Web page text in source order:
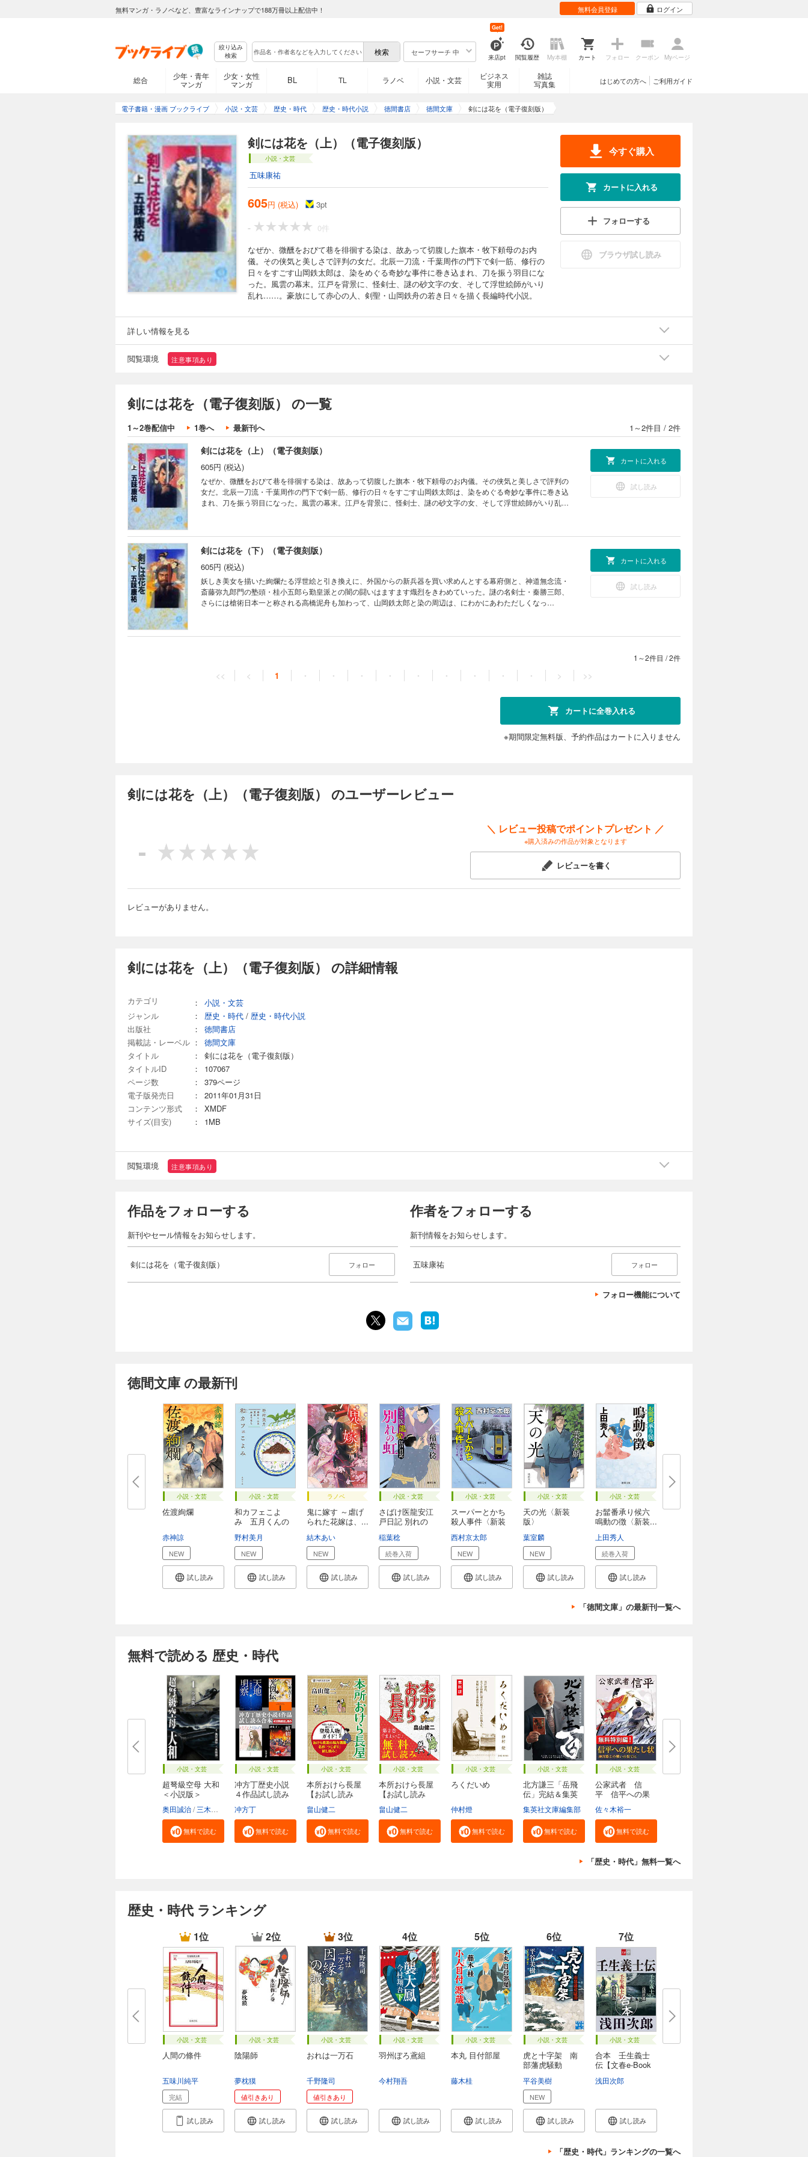
無料マンガ・ラノベなど、豊富なラインナップで188万冊以上配信中！ 無料会員登録 ログイン
絞り込み
検索
セーフサーチ 中
来店pt
Get!
閲覧履歴 My本棚 カート フォロー クーポン Myページ
総合
少年・青年
マンガ
少女・女性
マンガ
BL TL ラノベ 小説・文芸
ビジネス
実用
雑誌
写真集
ご利用ガイド
はじめての方へ
電子書籍・漫画 ブックライブ 小説・文芸 歴史・時代 歴史・時代小説 徳間書店 徳間文庫 剣には花を（電子復刻版）
剣には花を（上）（電子復刻版）
小説・文芸
五味康祐
605円 (税込) 3pt
-
0件
なぜか、微醺をおびて巷を徘徊する染は、故あって切腹した旗本・牧下頼母のお内
儀。その侠気と美しさで評判の女だ。北辰一刀流・千葉周作の門下で剣一筋、修行の
日々をすごす山岡鉄太郎は、染をめぐる奇妙な事件に巻き込まれ、刀を振う羽目にな
った。風雲の幕末。江戸を背景に、怪剣士、謎の砂文字の女、そして浮世絵師がいり
乱れ……。豪放にして赤心の人、剣聖・山岡鉄舟の若き日々を描く長編時代小説。
今すぐ購入
カートに入れる
フォローする
ブラウザ試し読み
詳しい情報を見る
閲覧環境 注意事項あり
剣には花を（電子復刻版） の一覧
1～2巻配信中 1巻へ 最新刊へ 1～2件目 / 2件
剣には花を（上）（電子復刻版）
605円 (税込)
なぜか、微醺をおびて巷を徘徊する染は、故あって切腹した旗本・牧下頼母のお内儀。その侠気と美しさで評判の
女だ。北辰一刀流・千葉周作の門下で剣一筋、修行の日々をすごす山岡鉄太郎は、染をめぐる奇妙な事件に巻き込
まれ、刀を振う羽目になった。風雲の幕末。江戸を背景に、怪剣士、謎の砂文字の女、そして浮世絵師がいり乱
カートに入れる
試し読み
剣には花を（下）（電子復刻版）
605円 (税込)
妖しき美女を描いた絢爛たる浮世絵と引き換えに、外国からの新兵器を買い求めんとする幕府側と、神道無念流・
斎藤弥九郎門の塾頭・桂小五郎ら勤皇派との闇の闘いはますます熾烈をきわめていった。謎の名剣士・秦勝三郎、
さらには槍術日本一と称される高橋泥舟も加わって、山岡鉄太郎と染の周辺は、にわかにあわただしくなっ
カートに入れる
試し読み
1～2件目 /2件
<< < 1 ・ ・ ・ ・ ・ ・ ・ ・ ・ > >>
カートに全巻入れる
※期間限定無料版、予約作品はカートに入りません
剣には花を（上）（電子復刻版） のユーザーレビュー
-
＼ レビュー投稿でポイントプレゼント ／
※購入済みの作品が対象となります
レビューを書く
レビューがありません。
剣には花を（上）（電子復刻版） の詳細情報
カテゴリ ：
小説・文芸
ジャンル
： 歴史・時代 / 歴史・時代小説
出版社
：
徳間書店
掲載誌・レーベル ：
徳間文庫
タイトル
：
剣には花を（電子復刻版）
タイトルID
：
107067
ページ数
：
379ページ
電子版発売日
：
2011年01月31日
コンテンツ形式
：
XMDF
サイズ(目安)
： 1MB
閲覧環境 注意事項あり
作品をフォローする
新刊やセール情報をお知らせします。
剣には花を（電子復刻版） フォロー
作者をフォローする
新刊情報をお知らせします。
五味康祐 フォロー
フォロー機能について
徳間文庫 の最新刊
小説・文芸
佐渡絢爛
赤神諒
NEW
試し読み
小説・文芸
和カフェこよ
み 五月くんの
野村美月
NEW
試し読み
ラノベ
鬼に嫁す ～虐げ
られた花嫁は、...
結木あい
NEW
試し読み
小説・文芸
さばけ医龍安江
戸日記 別れの
稲葉稔
続巻入荷
試し読み
小説・文芸
スーパーとかち
殺人事件〈新装
西村京太郎
NEW
試し読み
小説・文芸
天の光〈新装
版〉
葉室麟
NEW
試し読み
小説・文芸
お髷番承り候六
鳴動の徴〈新装...
上田秀人
続巻入荷
試し読み
「徳間文庫」の最新刊一覧へ
無料で読める 歴史・時代
小説・文芸
超弩級空母 大和
＜小説版＞
奥田誠治 三木原慧一
無料で読む
小説・文芸
冲方丁歴史小説
４作品試し読み
冲方丁
無料で読む
小説・文芸
本所おけら長屋
【お試し読み
畠山健二
無料で読む
小説・文芸
本所おけら長屋
【お試し読み
畠山健二
無料で読む
小説・文芸
ろくだいめ
仲村燈
無料で読む
小説・文芸
北方謙三「岳飛
伝」完結＆集英
集英社文庫編集部
無料で読む
小説・文芸
公家武者 信
平 信平への果
佐々木裕一
無料で読む
「歴史・時代」無料一覧へ
歴史・時代 ランキング
1位
小説・文芸
人間の條件
五味川純平
完結
試し読み
2位
小説・文芸
陰陽師
夢枕獏
値引きあり
試し読み
3位
小説・文芸
おれは一万石
千野隆司
値引きあり
試し読み
4位
小説・文芸
羽州ぼろ鳶組
今村翔吾
試し読み
5位
小説・文芸
本丸 目付部屋
藤木桂
試し読み
6位
小説・文芸
虎と十字架 南
部藩虎騒動
平谷美樹
NEW
試し読み
7位
小説・文芸
合本 壬生義士
伝【文春e-Book
浅田次郎
試し読み
「歴史・時代」ランキングの一覧へ